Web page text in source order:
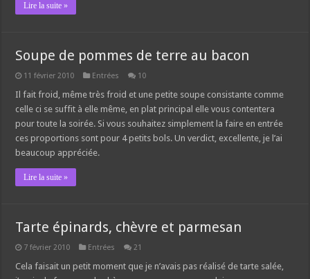
Lire la suite »
Soupe de pommes de terre au bacon
11 février 2010 Entrées 10
Il fait froid, même très froid et une petite soupe consistante comme
celle ci se suffit à elle même, en plat principal elle vous contentera
pour toute la soirée. Si vous souhaitez simplement la faire en entrée
ces proportions sont pour 4 petits bols. Un verdict, excellente, je l’ai
beaucoup appréciée.
Lire la suite »
Tarte épinards, chèvre et parmesan
7 février 2010 Entrées 21
Cela faisait un petit moment que je n’avais pas réalisé de tarte salée,